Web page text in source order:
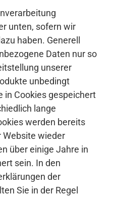
unten, sofern wir
haben. Generell
Daten nur so
unserer
unbedingt
in Cookies gespeichert
lange
werden bereits
Website wieder
über einige Jahre in
sein. In den
der
Sie in der Regel